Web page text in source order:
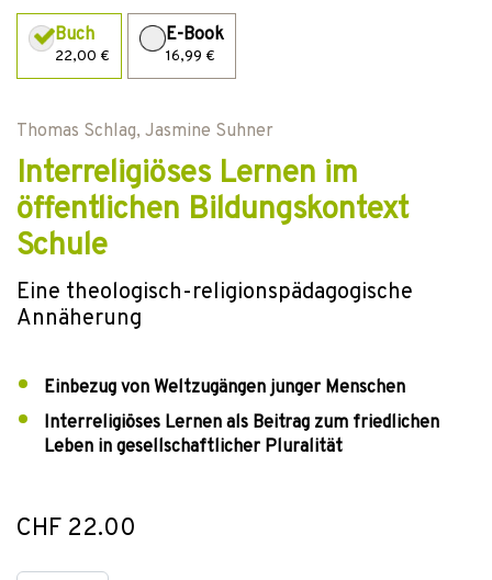
Buch
22,00 €
E-Book
16,99 €
Thomas Schlag, Jasmine Suhner
Interreligiöses Lernen im
öffentlichen Bildungskontext
Schule
Eine theologisch-religionspädagogische
Annäherung
Einbezug von Weltzugängen junger Menschen
Interreligiöses Lernen als Beitrag zum friedlichen
Leben in gesellschaftlicher Pluralität
CHF 22.00